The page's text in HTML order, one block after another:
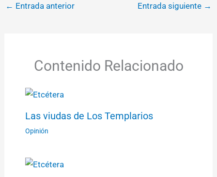
← Entrada anterior Entrada siguiente →
Contenido Relacionado
Las viudas de Los Templarios
Opinión